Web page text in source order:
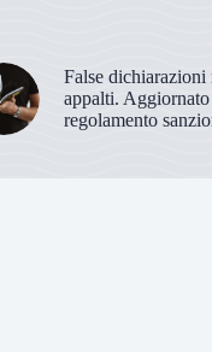
False dichiarazioni
appalti.
regolamento